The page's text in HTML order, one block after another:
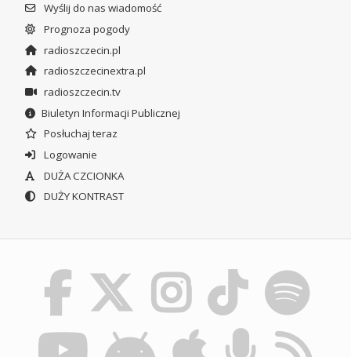
Wyślij do nas wiadomość
Prognoza pogody
radioszczecin.pl
radioszczecinextra.pl
radioszczecin.tv
Biuletyn Informacji Publicznej
Posłuchaj teraz
Logowanie
DUŻA CZCIONKA
DUŻY KONTRAST